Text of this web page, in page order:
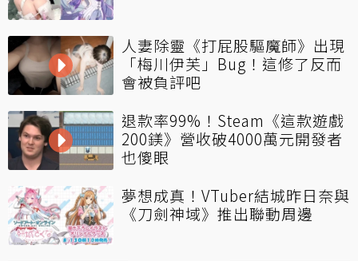
人妻除靈《打屁股驅魔師》出現
「梅川伊芙」Bug！這修了反而
會被負評吧
退款率99%！Steam《這款遊戲
200鎂》營收破4000萬元開發者
也傻眼
夢想成真！VTuber結城昨日奈與
《刀劍神域》推出聯動周邊